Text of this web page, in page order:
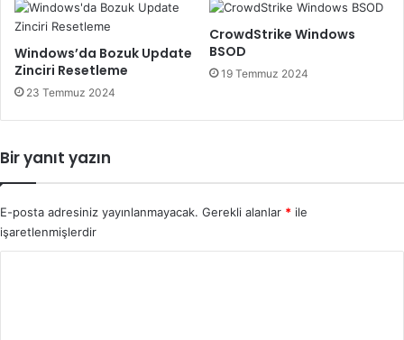
Windows’da Bozuk Update
Zinciri Resetleme
23 Temmuz 2024
CrowdStrike Windows
BSOD
19 Temmuz 2024
Bir yanıt yazın
E-posta adresiniz yayınlanmayacak. Gerekli alanlar * ile
işaretlenmişlerdir